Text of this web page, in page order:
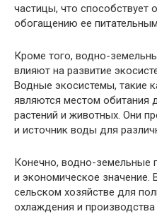
частицы, что способствует
обогащению ее
Кроме того, водно-
влияют на развитие
Водные экосистемы, такие
являются местом обитания
растений и животных. Они
и источник воды для
Конечно, водно-земельные
и экономическое значение.
сельском хозяйстве для
охлаждения и производства